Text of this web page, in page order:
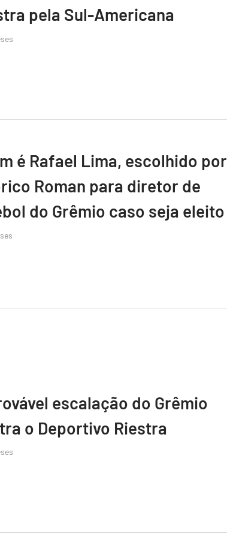
pela Sul-Americana
é Rafael Lima, escolhido por
Roman para diretor de
do Grêmio caso seja eleito
escalação do Grêmio
o Deportivo Riestra